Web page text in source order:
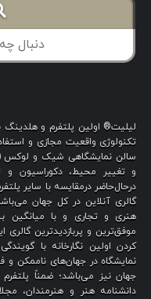
لیلیت® اولین پلتفرم و هلدینگ
تکنولوژی واقعیت مجازی و
سالن نمایشگاهی شیک و لوکس
و تغییر محیط، دکوراسیون و
درحال‌حاضر درمقایسه با سایر
هنری و تجاری و با میانگین
موفق‌ترین و پربازدیدترین گالری
کردن اولین نگارخانه با
نمایشگاه در جهان‌های ناممکن و
جهان نیز می‌باشد؛ ضمناً
دانشنامه هنر و هنرمندان،